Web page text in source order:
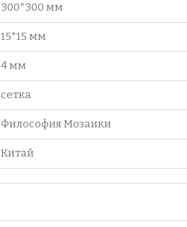
300*300 мм
15*15 мм
4 мм
сетка
Философия Мозаики
Китай